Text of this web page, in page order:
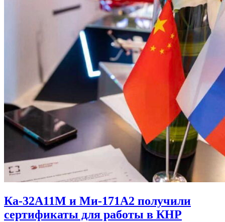
Ка-32А11М и Ми-171А2 получили
сертификаты для работы в КНР